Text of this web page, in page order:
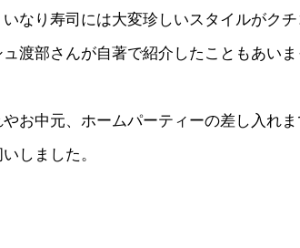
なり寿司には大変珍しいスタイルがク
渡部さんが自著で紹介したこともあい
お中元、ホームパーティーの差し入れ
しました。